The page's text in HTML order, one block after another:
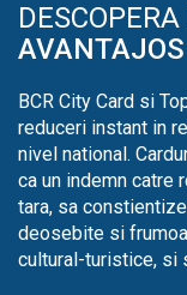
DESCOPERA
AVANTAJOS
BCR City Card si
reduceri instant in
nivel national.
ca un indemn catre
tara, sa
deosebite si
cultural-turistice, si